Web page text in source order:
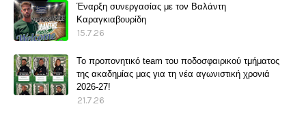
Έναρξη συνεργασίας με τον Βαλάντη
Καραγκιαβουρίδη
15.7.26
Το προπονητικό team του ποδοσφαιρικού τμήματος
της ακαδημίας μας για τη νέα αγωνιστική χρονιά
2026-27!
21.7.26